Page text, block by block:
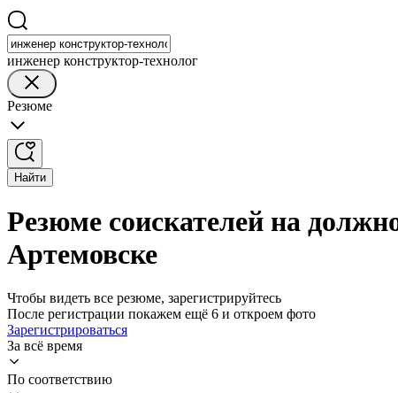
инженер конструктор-технолог
Резюме
Найти
Резюме соискателей на
Артемовске
Чтобы видеть все резюме, зарегистрируйтесь
После регистрации покажем ещё 6 и откроем фото
Зарегистрироваться
За всё время
По соответствию